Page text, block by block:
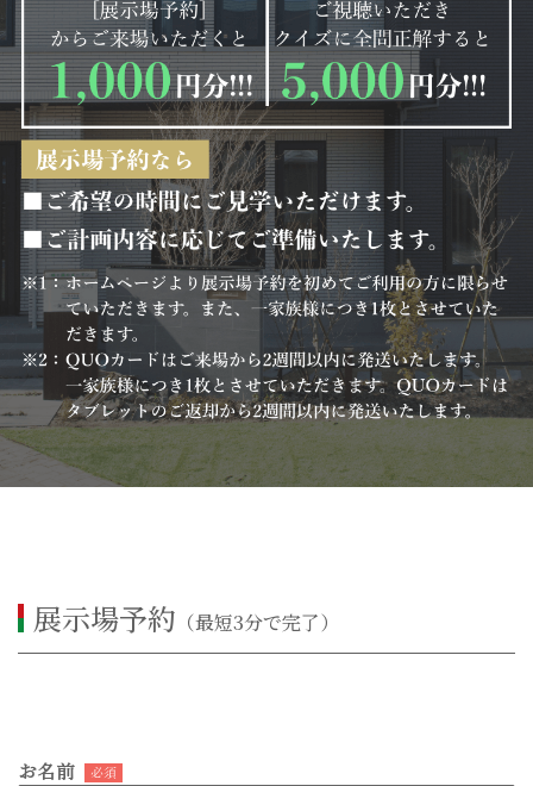
展示場予約 （最短3分で完了）
お名前 必須